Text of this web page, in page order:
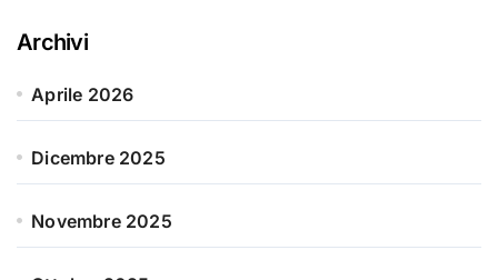
Archivi
Aprile 2026
Dicembre 2025
Novembre 2025